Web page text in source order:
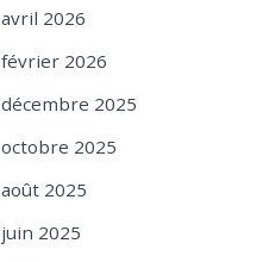
avril 2026
février 2026
décembre 2025
octobre 2025
août 2025
juin 2025